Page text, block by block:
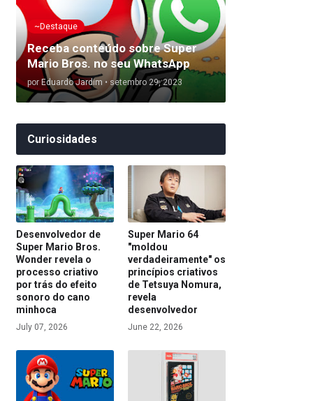
~Destaque
Receba conteúdo sobre Super
Mario Bros. no seu WhatsApp
por Eduardo Jardim • setembro 29, 2023
Curiosidades
Desenvolvedor de
Super Mario Bros.
Wonder revela o
processo criativo
por trás do efeito
sonoro do cano
minhoca
July 07, 2026
Super Mario 64
"moldou
verdadeiramente" os
princípios criativos
de Tetsuya Nomura,
revela
desenvolvedor
June 22, 2026